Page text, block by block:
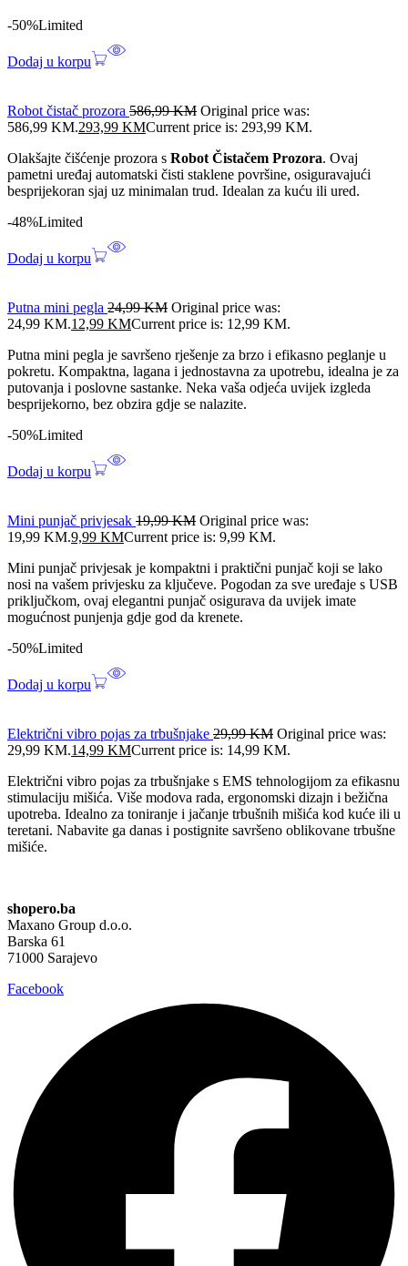
-50%Limited
Dodaj u korpu
Robot čistač prozora 586,99KM Original price was:
586,99 KM.293,99 KMCurrent price is: 293,99 KM.
Olakšajte čišćenje prozora s Robot Čistačem Prozora. Ovaj
pametni uređaj automatski čisti staklene površine, osiguravajući
besprijekoran sjaj uz minimalan trud. Idealan za kuću ili ured.
-48%Limited
Dodaj u korpu
Putna mini pegla 24,99KM Original price was:
24,99 KM.12,99 KMCurrent price is: 12,99 KM.
Putna mini pegla je savršeno rješenje za brzo i efikasno peglanje u
pokretu. Kompaktna, lagana i jednostavna za upotrebu, idealna je za
putovanja i poslovne sastanke. Neka vaša odjeća uvijek izgleda
besprijekorno, bez obzira gdje se nalazite.
-50%Limited
Dodaj u korpu
Mini punjač privjesak 19,99KM Original price was:
19,99 KM.9,99 KMCurrent price is: 9,99 KM.
Mini punjač privjesak je kompaktni i praktični punjač koji se lako
nosi na vašem privjesku za ključeve. Pogodan za sve uređaje s USB
priključkom, ovaj elegantni punjač osigurava da uvijek imate
mogućnost punjenja gdje god da krenete.
-50%Limited
Dodaj u korpu
Električni vibro pojas za trbušnjake 29,99KM Original price was:
29,99 KM.14,99 KMCurrent price is: 14,99 KM.
Električni vibro pojas za trbušnjake s EMS tehnologijom za efikasnu
stimulaciju mišića. Više modova rada, ergonomski dizajn i bežična
upotreba. Idealno za toniranje i jačanje trbušnih mišića kod kuće ili u
teretani. Nabavite ga danas i postignite savršeno oblikovane trbušne
mišiće.
shopero.ba
Maxano Group d.o.o.
Barska 61
71000 Sarajevo
Facebook